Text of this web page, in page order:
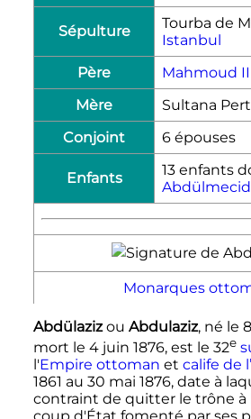
Sépulture Tourba de
Istanbul
Père
Mahmoud II
Mère
Sultana
Conjoint
6 épouses
Enfants
13 enfants
Abdülmecid
Monarques
Abdülazizou Abdulaziz, né le
mort le 4 juin 1876, est le 32e
l'Empire ottoman et calife de
1861 au 30 mai 1876, date à
contraint de quitter le trône à